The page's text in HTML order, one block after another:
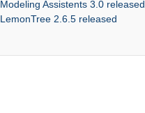
Modeling Assistents 3.0 released
LemonTree 2.6.5 released